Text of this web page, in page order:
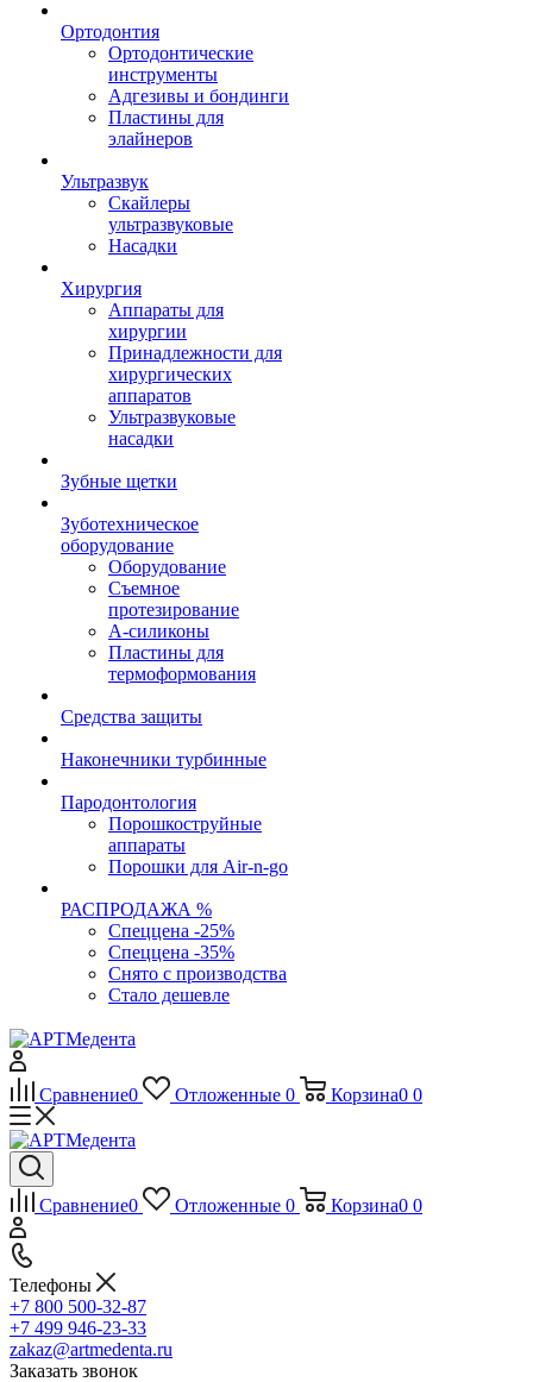
Ортодонтия
Ортодонтические
инструменты
Адгезивы и бондинги
Пластины для
элайнеров
Ультразвук
Скайлеры
ультразвуковые
Насадки
Хирургия
Аппараты для
хирургии
Принадлежности для
хирургических
аппаратов
Ультразвуковые
насадки
Зубные щетки
Зуботехническое
оборудование
Оборудование
Съемное
протезирование
А-силиконы
Пластины для
термоформования
Средства защиты
Наконечники турбинные
Пародонтология
Порошкоструйные
аппараты
Порошки для Air-n-go
РАСПРОДАЖА %
Спеццена -25%
Спеццена -35%
Снято с производства
Стало дешевле
Сравнение0 Отложенные 0 Корзина0 0
Сравнение0 Отложенные 0 Корзина0 0
Телефоны
+7 800 500-32-87
+7 499 946-23-33
zakaz@artmedenta.ru
Заказать звонок